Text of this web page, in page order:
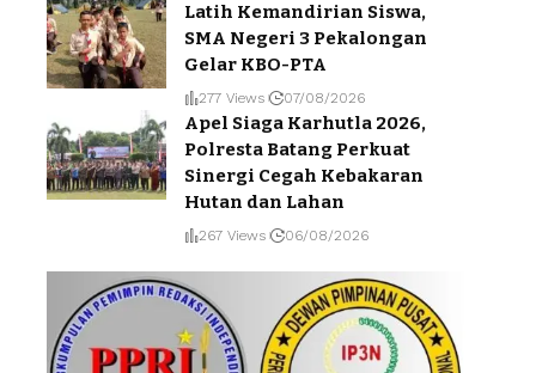
Latih Kemandirian Siswa,
SMA Negeri 3 Pekalongan
Gelar KBO-PTA
277 Views 07/08/2026
Apel Siaga Karhutla 2026,
Polresta Batang Perkuat
Sinergi Cegah Kebakaran
Hutan dan Lahan
267 Views 06/08/2026